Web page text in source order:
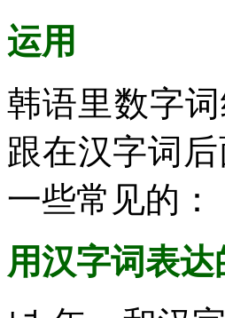
运用
韩语里数字
跟在汉字词
一些常见的：
用汉字词表达